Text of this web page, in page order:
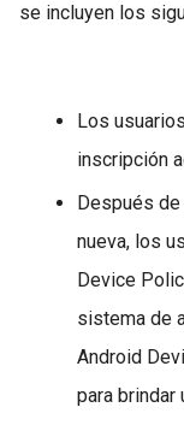
se incluyen los
Los
inscripción
Después
nueva, los
Device
sistema de
Android
para brindar